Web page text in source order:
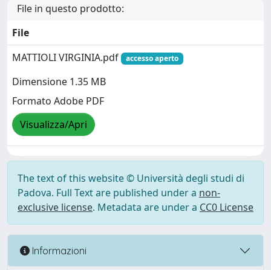
File in questo prodotto:
File
MATTIOLI VIRGINIA.pdf
accesso aperto
Dimensione 1.35 MB
Formato Adobe PDF
Visualizza/Apri
The text of this website © Università degli studi di
Padova. Full Text are published under a non-
exclusive license. Metadata are under a CC0 License
Informazioni